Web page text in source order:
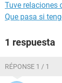
Tuve relaciones
Que pasa si
1 respuesta
RÉPONSE 1 / 1